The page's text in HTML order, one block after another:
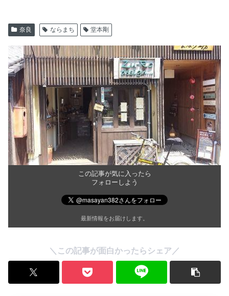
奈良 ならまち 堂本剛
この記事が気に入ったら
フォローしよう
最新情報をお届けします。
＼この記事が面白かったらシェア／